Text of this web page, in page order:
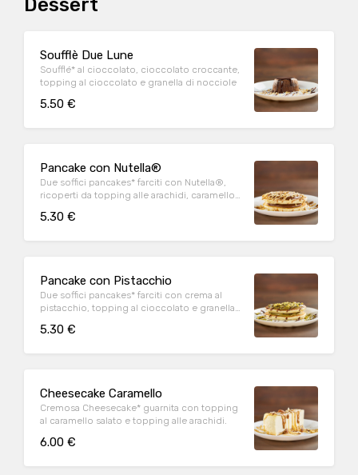
Dessert
Soufflè Due Lune
Soufflé* al cioccolato, cioccolato croccante,
topping al cioccolato e granella di nocciole
5.50 €
Pancake con Nutella®
Due soffici pancakes* farciti con Nutella®,
ricoperti da topping alle arachidi, caramello
5.30 €
Pancake con Pistacchio
Due soffici pancakes* farciti con crema al
pistacchio, topping al cioccolato e granella
5.30 €
Cheesecake Caramello
Cremosa Cheesecake* guarnita con topping
al caramello salato e topping alle arachidi.
6.00 €